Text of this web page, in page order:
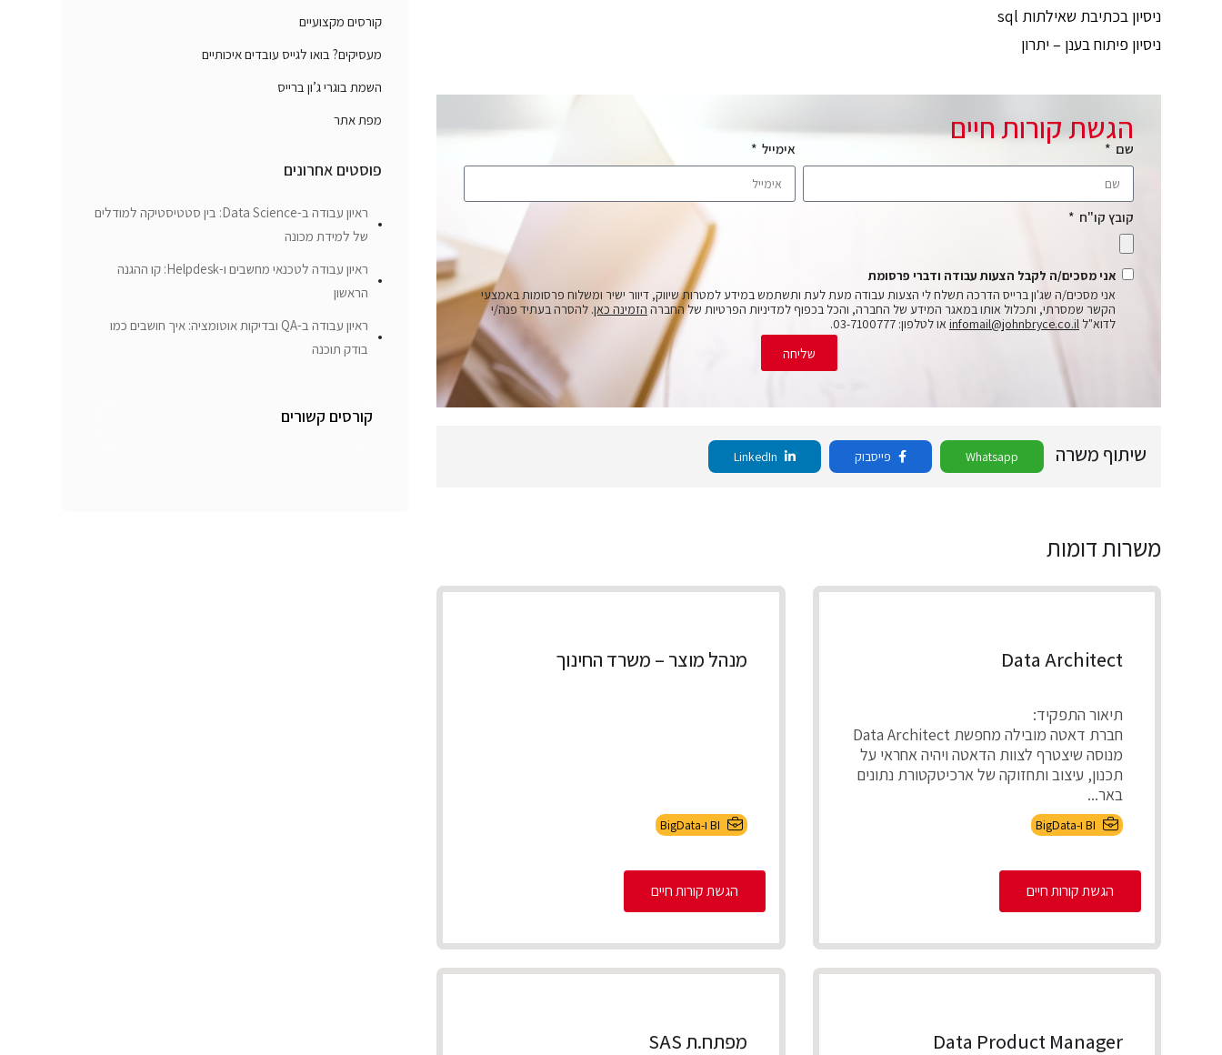
ניסיון בכתיבת שאילתות sql
ניסיון פיתוח בענן – יתרון
הגשת קורות חיים
שם אימייל
קובץ קו"ח
אני מסכים/ה לקבל הצעות עבודה ודברי פרסומת
אני מסכים/ה שג'ון ברייס הדרכה תשלח לי הצעות עבודה מעת לעת ותשתמש במידע למטרות שיווק, דיוור ישיר ומשלוח פרסומות באמצעי
הקשר שמסרתי, ותכלול אותו במאגר המידע של החברה, והכל בכפוף למדיניות הפרטיות של החברה הזמינה כאן. להסרה בעתיד פנה/י
לדוא"ל infomail@johnbryce.co.il או לטלפון: 03-7100777.
שליחה
שיתוף משרה Whatsapp פייסבוק
משרות דומות
Data Architect
תיאור התפקיד:
חברת דאטה מובילה מחפשת Data Architect
מנוסה שיצטרף לצוות הדאטה ויהיה אחראי על
תכנון, עיצוב ותחזוקה של ארכיטקטורת נתונים
באר...
BI ו-BigData
הגשת קורות חיים
מנהל מוצר – משרד החינוך
BI ו-BigData
הגשת קורות חיים
Data Product Manager מפתח.ת SAS
קורסים מקצועיים
מעסיקים? בואו לגייס עובדים איכותיים
השמת בוגרי ג’ון ברייס
מפת אתר
פוסטים אחרונים
ראיון עבודה ב-Data Science: בין סטטיסטיקה למודלים
של למידת מכונה
ראיון עבודה לטכנאי מחשבים ו-Helpdesk: קו ההגנה
הראשון
ראיון עבודה ב-QA ובדיקות אוטומציה: איך חושבים כמו
בודק תוכנה
קורסים קשורים